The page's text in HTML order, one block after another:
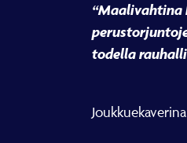
“Maalivahtina
todella